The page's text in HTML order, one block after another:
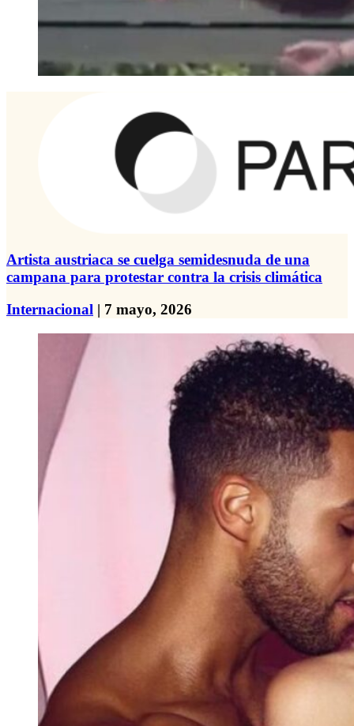
Artista austriaca se cuelga semidesnuda de una
campana para protestar contra la crisis climática
Internacional | 7 mayo, 2026